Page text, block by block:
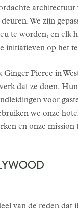
architectuur
We zijn
te worden, en elk
initiatieven op het
Ginger Pierce in
dat ze doen.
voor
we onze
en onze mission
van de reden dat